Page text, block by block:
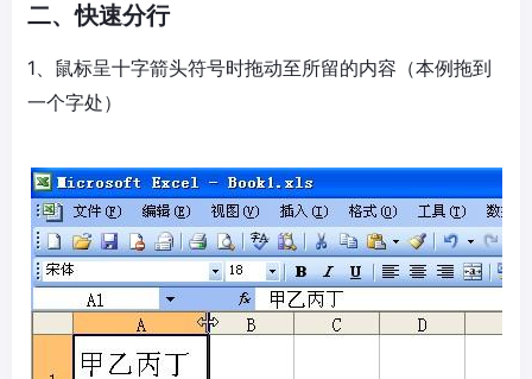
二、快速分行
1、鼠标呈十字箭头符号时拖动至所留的内容（本例拖到
一个字处）